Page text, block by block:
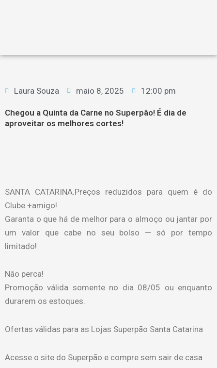
Laura Souza maio 8, 2025 12:00 pm
Chegou a Quinta da Carne no Superpão! É dia de
aproveitar os melhores cortes!
SANTA CATARINA.Preços reduzidos para quem é do
Clube +amigo!
Garanta o que há de melhor para o almoço ou jantar por
um valor que cabe no seu bolso — só por tempo
limitado!
Não perca!
Promoção válida somente no dia 08/05 ou enquanto
durarem os estoques.
Ofertas válidas para as Lojas Superpão Santa Catarina
Acesse o site do Superpão e compre sem sair de casa